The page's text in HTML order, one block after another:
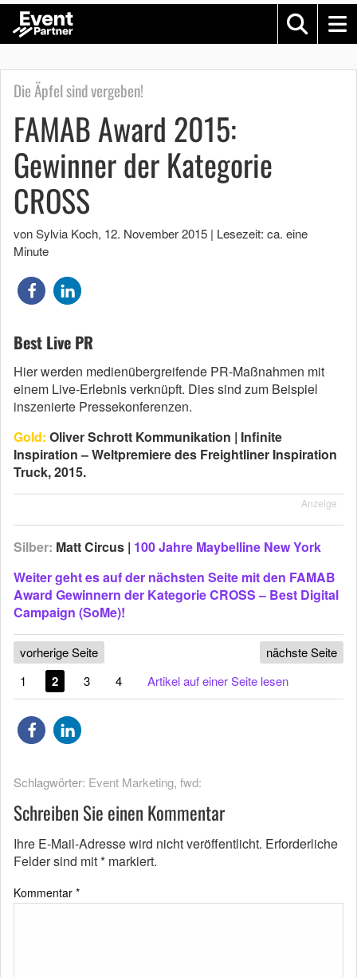
Die Äpfel sind vergeben!
FAMAB Award 2015:
Gewinner der Kategorie
CROSS
von Sylvia Koch, 12. November 2015 | Lesezeit: ca. eine
Minute
Best Live PR
Hier werden medienübergreifende PR-Maßnahmen mit
einem Live-Erlebnis verknüpft. Dies sind zum Beispiel
inszenierte Pressekonferenzen.
Gold: Oliver Schrott Kommunikation | Infinite
Inspiration – Weltpremiere des Freightliner Inspiration
Truck, 2015.
Anzeige
Silber: Matt Circus | 100 Jahre Maybelline New York
Weiter geht es auf der nächsten Seite mit den FAMAB
Award Gewinnern der Kategorie CROSS – Best Digital
Campaign (SoMe)!
vorherige Seite
nächste Seite
1
2 3 4 Artikel auf einer Seite lesen
Schlagwörter: Event Marketing, fwd:
Schreiben Sie einen Kommentar
Ihre E-Mail-Adresse wird nicht veröffentlicht. Erforderliche
Felder sind mit* markiert.
Kommentar *